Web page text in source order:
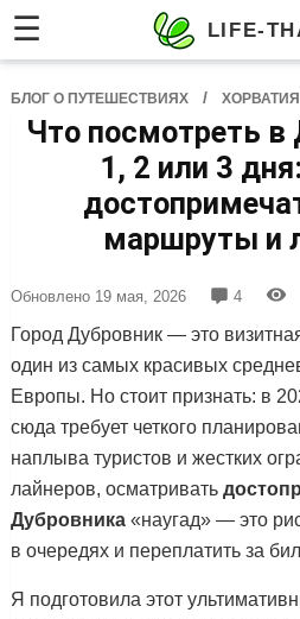
☰ LIFE-
БЛОГ О ПУТЕШЕСТВИЯХ / ХОРВАТИЯ
Что посмотреть в
1, 2 или 3
маршруты и
Обновлено 19 мая, 2026 4
Город Дубровник — это
один из самых красивых
Европы. Но стоит признать: в
сюда требует четкого
наплыва туристов и жестких
лайнеров, осматривать
Дубровника«наугад» — это
в очередях и переплатить за
Я подготовила этот